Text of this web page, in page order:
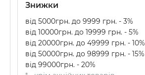
Знижки
від 5000грн. до 9999 грн. - 3%
від 10000грн. до 19999 грн. - 5%
від 20000грн. до 49999 грн. - 10%
від 50000грн. до 98999 грн. - 15%
від 99000грн. - 20%